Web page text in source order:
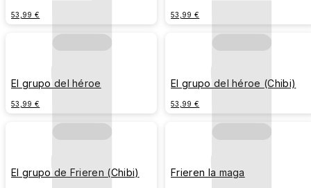
53,99 € 53,99 €
El grupo del héroe
53,99 €
El grupo del héroe (Chibi)
53,99 €
El grupo de Frieren (Chibi) Frieren la maga